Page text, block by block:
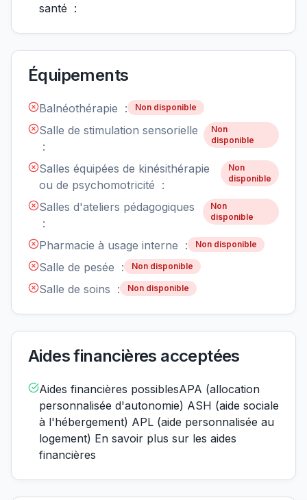
santé :
Équipements
Balnéothérapie : Non disponible
Salle de stimulation sensorielle
:
Non
disponible
Salles équipées de kinésithérapie
ou de psychomotricité :
Non
disponible
Salles d'ateliers pédagogiques
:
Non
disponible
Pharmacie à usage interne : Non disponible
Salle de pesée : Non disponible
Salle de soins : Non disponible
Aides financières acceptées
Aides financières possiblesAPA (allocation
personnalisée d'autonomie) ASH (aide sociale
à l'hébergement) APL (aide personnalisée au
logement) En savoir plus sur les aides
financières